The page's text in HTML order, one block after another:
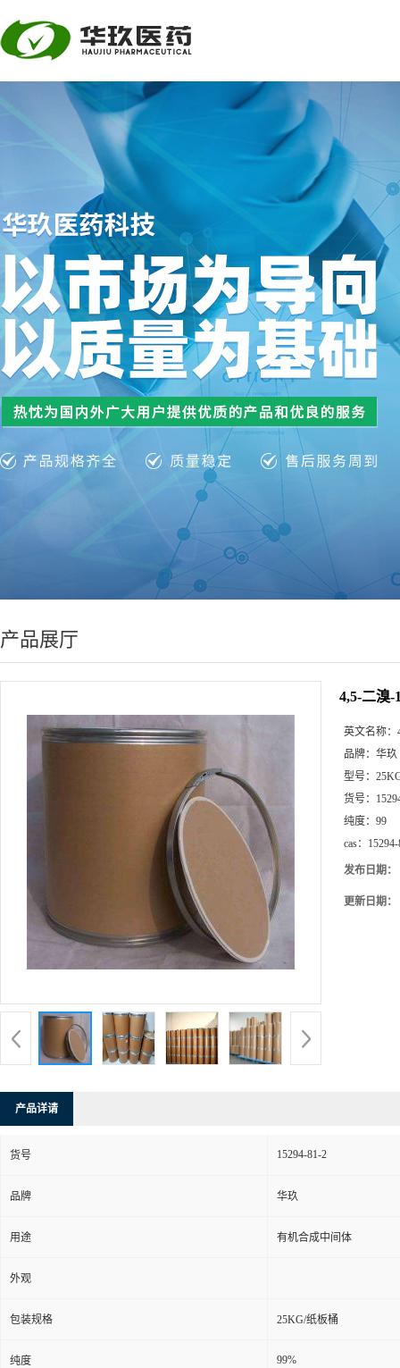
产品展厅
4,5-二溴-
英文名称：
品牌： 华玖
型号：
货号：
纯度： 99
cas：
发布日期：
更新日期：
产品详请
货号 15294-81-2
品牌 华玖
用途 有机合成中间体
外观
包装规格 25KG/纸板桶
纯度 99%